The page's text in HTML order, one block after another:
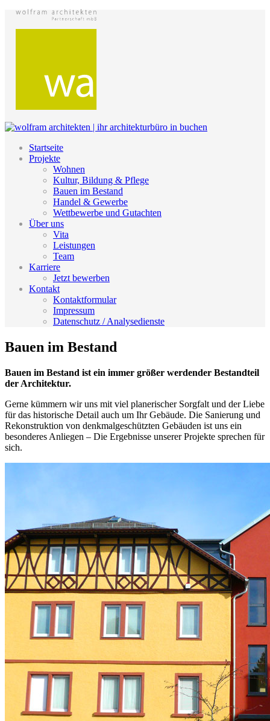
Startseite
Projekte
Wohnen
Kultur, Bildung & Pflege
Bauen im Bestand
Handel & Gewerbe
Wettbewerbe und Gutachten
Über uns
Vita
Leistungen
Team
Karriere
Jetzt bewerben
Kontakt
Kontaktformular
Impressum
Datenschutz / Analysedienste
Bauen im Bestand
Bauen im Bestand ist ein immer größer werdender Bestandteil
der Architektur.
Gerne kümmern wir uns mit viel planerischer Sorgfalt und der Liebe
für das historische Detail auch um Ihr Gebäude. Die Sanierung und
Rekonstruktion von denkmalgeschützten Gebäuden ist uns ein
besonderes Anliegen – Die Ergebnisse unserer Projekte sprechen für
sich.